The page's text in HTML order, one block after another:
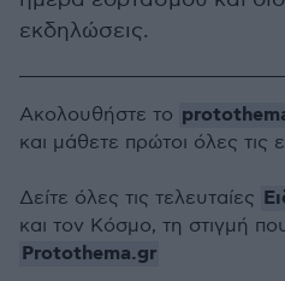
εκδηλώσεις.
Ακολουθήστε το
και μάθετε πρώτοι όλες τις
Δείτε όλες τις τελευταίες
και τον Κόσμο, τη στιγμή
Protothema.gr